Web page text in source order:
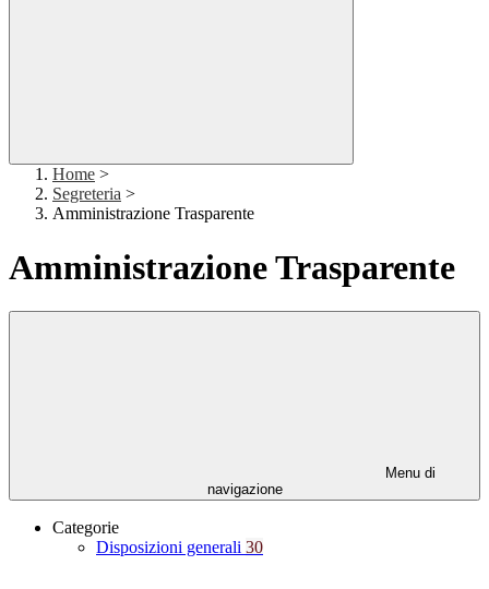
Home >
Segreteria >
Amministrazione Trasparente
Amministrazione Trasparente
Menu di
navigazione
Categorie
Disposizioni generali 30